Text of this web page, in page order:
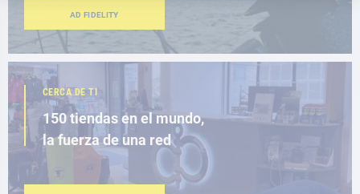
AD FIDELITY
CERCA DE TI
150 tiendas en el mundo,
la fuerza de una red